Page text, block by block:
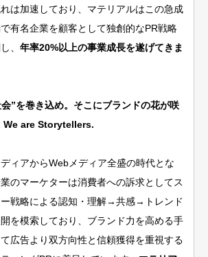
は加速しており、マテリアルはこの急成
有名企業を顧客として独創的なPR戦略
、 年率20%以上の事業成長を遂げてきま
会”を巻き込め。そこにブランドの花が咲
We are Storytellers.
ィアからWebメディア全盛の時代とな
業のマーケターは消費者への訴求としてス
ー戦略による認知・理解→共感→トレンド
を模索しており、ブランド力を高める手
広告より双方向性と信頼獲得を重視する